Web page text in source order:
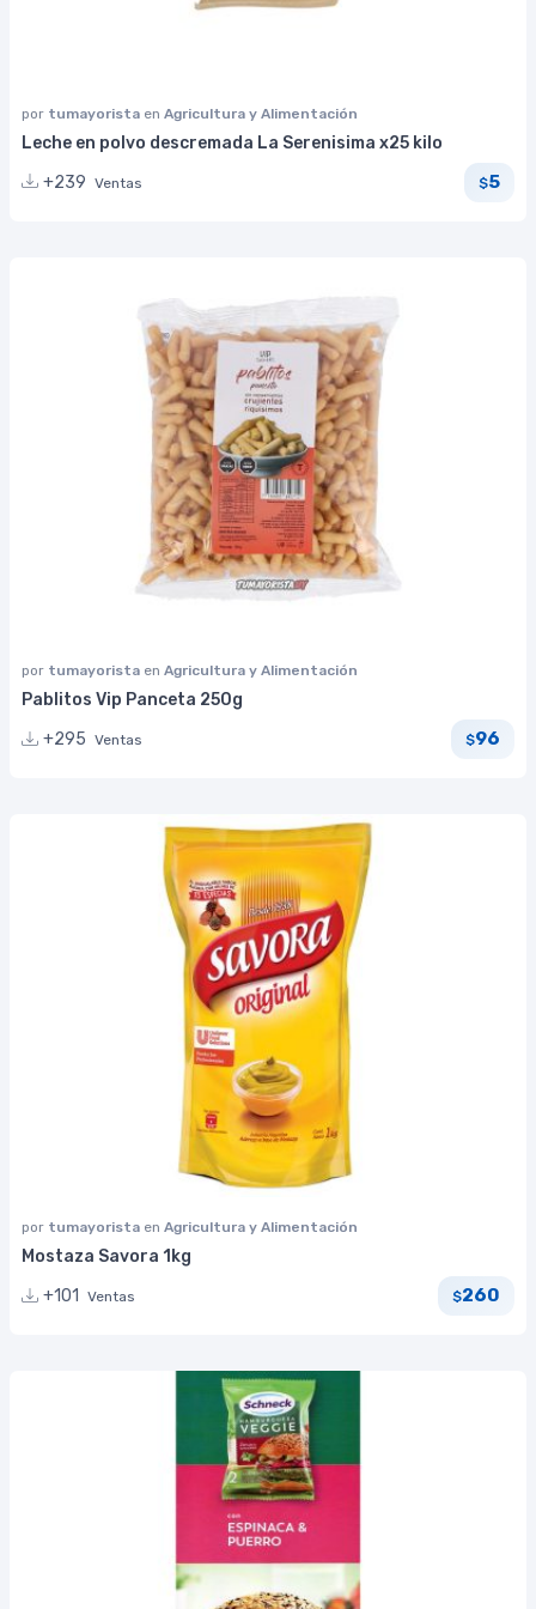
por tumayorista en Agricultura y Alimentación
Leche en polvo descremada La Serenisima x25 kilo
+239 Ventas $5
por tumayorista en Agricultura y Alimentación
Pablitos Vip Panceta 250g
+295 Ventas $96
por tumayorista en Agricultura y Alimentación
Mostaza Savora 1kg
+101
Ventas $260